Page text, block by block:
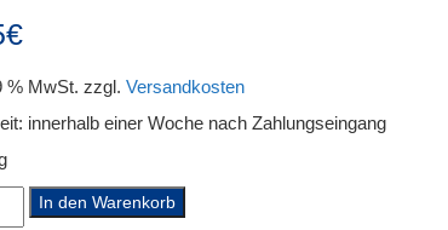
€
% MwSt. zzgl. Versandkosten
innerhalb einer Woche nach Zahlungseingang
In den Warenkorb